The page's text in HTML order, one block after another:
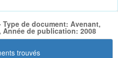
de document: Avenant,
de publication: 2008
trouvés